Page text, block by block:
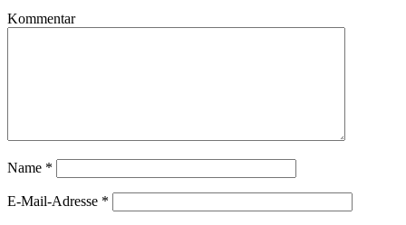
Kommentar
Name *
E-Mail-Adresse *